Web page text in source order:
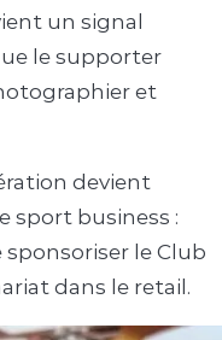
un signal
le supporter
et
devient
sport business :
le Club
dans le retail.